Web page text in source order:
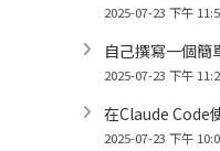
2025-07-23 下午
自己撰寫一個簡
2025-07-23 下午
在Claude Code
2025-07-23 下午